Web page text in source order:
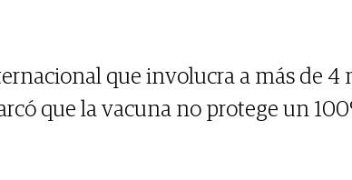
que involucra a más de 4
que la vacuna no protege un